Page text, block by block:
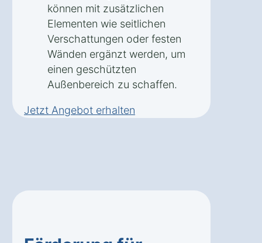
können mit zusätzlichen
Elementen wie seitlichen
Verschattungen oder festen
Wänden ergänzt werden, um
einen geschützten
Außenbereich zu schaffen.
Jetzt Angebot erhalten